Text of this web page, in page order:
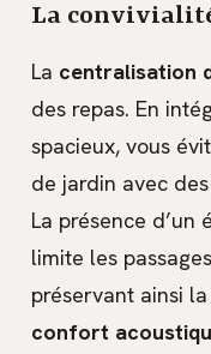
La
La centralisation
des repas. En
spacieux, vous
de jardin avec
La présence
limite les
préservant ainsi
confort